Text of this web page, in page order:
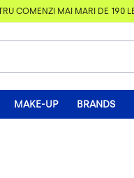
COMENZI MAI MARI DE 190 LEI
MAKE-UP BRANDS